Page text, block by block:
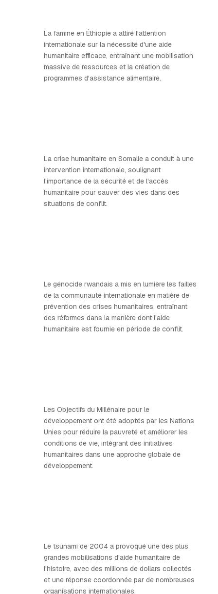
La famine en Éthiopie a attiré l'attention
internationale sur la nécessité d'une aide
humanitaire efficace, entraînant une mobilisation
massive de ressources et la création de
programmes d'assistance alimentaire.
La crise humanitaire en Somalie a conduit à une
intervention internationale, soulignant
l'importance de la sécurité et de l'accès
humanitaire pour sauver des vies dans des
situations de conflit.
Le génocide rwandais a mis en lumière les failles
de la communauté internationale en matière de
prévention des crises humanitaires, entraînant
des réformes dans la manière dont l'aide
humanitaire est fournie en période de conflit.
Les Objectifs du Millénaire pour le
développement ont été adoptés par les Nations
Unies pour réduire la pauvreté et améliorer les
conditions de vie, intégrant des initiatives
humanitaires dans une approche globale de
développement.
Le tsunami de 2004 a provoqué une des plus
grandes mobilisations d'aide humanitaire de
l'histoire, avec des millions de dollars collectés
et une réponse coordonnée par de nombreuses
organisations internationales.